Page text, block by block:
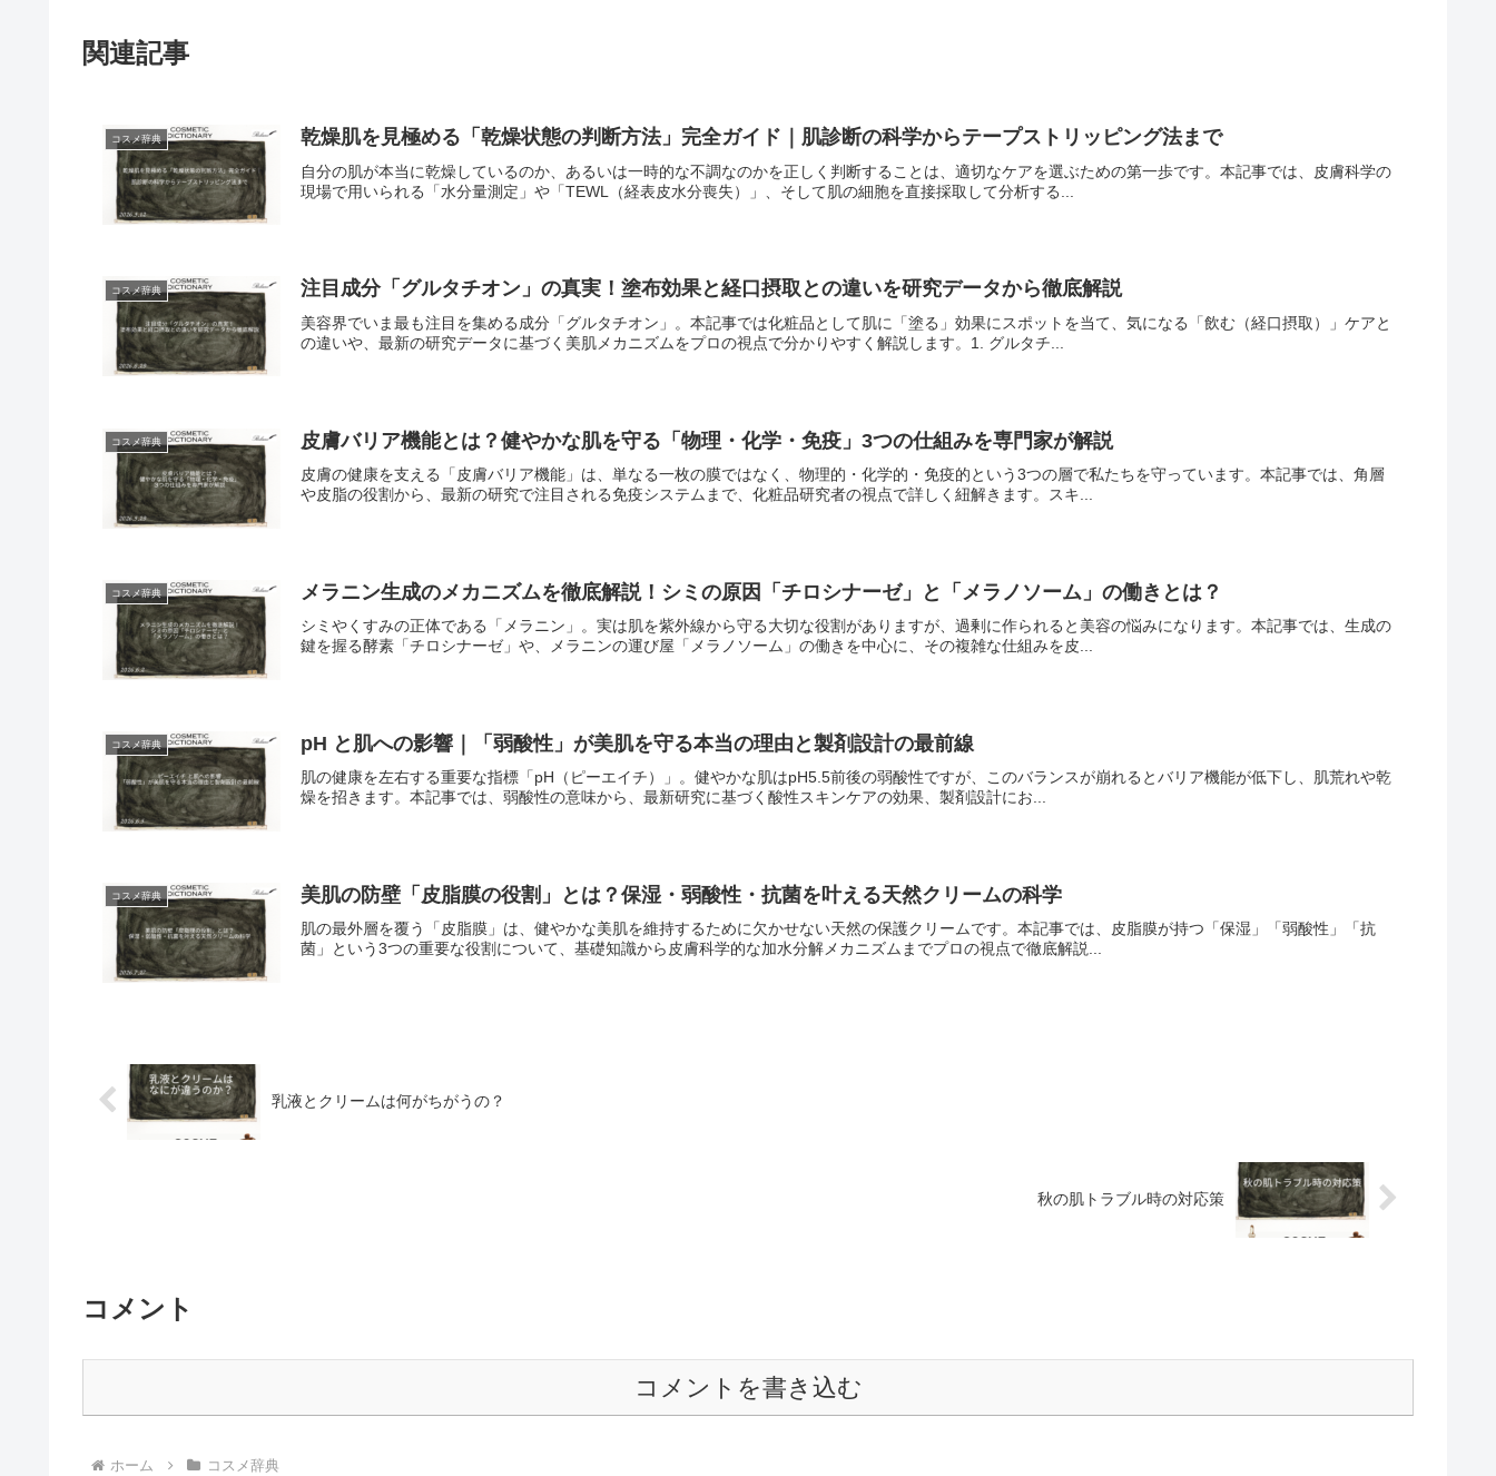
関連記事
コスメ辞典 乾燥肌を見極める「乾燥状態の判断方法」完全ガイド｜肌診断の科学からテープストリッピング法まで
自分の肌が本当に乾燥しているのか、あるいは一時的な不調なのかを正しく判断することは、適切なケアを選ぶための第一歩です。本記事では、皮膚科学の
現場で用いられる「水分量測定」や「TEWL（経表皮水分喪失）」、そして肌の細胞を直接採取して分析する...
コスメ辞典 注目成分「グルタチオン」の真実！塗布効果と経口摂取との違いを研究データから徹底解説
美容界でいま最も注目を集める成分「グルタチオン」。本記事では化粧品として肌に「塗る」効果にスポットを当て、気になる「飲む（経口摂取）」ケアと
の違いや、最新の研究データに基づく美肌メカニズムをプロの視点で分かりやすく解説します。1. グルタチ...
コスメ辞典 皮膚バリア機能とは？健やかな肌を守る「物理・化学・免疫」3つの仕組みを専門家が解説
皮膚の健康を支える「皮膚バリア機能」は、単なる一枚の膜ではなく、物理的・化学的・免疫的という3つの層で私たちを守っています。本記事では、角層
や皮脂の役割から、最新の研究で注目される免疫システムまで、化粧品研究者の視点で詳しく紐解きます。スキ...
コスメ辞典 メラニン生成のメカニズムを徹底解説！シミの原因「チロシナーゼ」と「メラノソーム」の働きとは？
シミやくすみの正体である「メラニン」。実は肌を紫外線から守る大切な役割がありますが、過剰に作られると美容の悩みになります。本記事では、生成の
鍵を握る酵素「チロシナーゼ」や、メラニンの運び屋「メラノソーム」の働きを中心に、その複雑な仕組みを皮...
コスメ辞典 pH と肌への影響｜「弱酸性」が美肌を守る本当の理由と製剤設計の最前線
肌の健康を左右する重要な指標「pH（ピーエイチ）」。健やかな肌はpH5.5前後の弱酸性ですが、このバランスが崩れるとバリア機能が低下し、肌荒れや乾
燥を招きます。本記事では、弱酸性の意味から、最新研究に基づく酸性スキンケアの効果、製剤設計にお...
コスメ辞典 美肌の防壁「皮脂膜の役割」とは？保湿・弱酸性・抗菌を叶える天然クリームの科学
肌の最外層を覆う「皮脂膜」は、健やかな美肌を維持するために欠かせない天然の保護クリームです。本記事では、皮脂膜が持つ「保湿」「弱酸性」「抗
菌」という3つの重要な役割について、基礎知識から皮膚科学的な加水分解メカニズムまでプロの視点で徹底解説...
乳液とクリームは何がちがうの？
秋の肌トラブル時の対応策
コメント
コメントを書き込む
ホーム コスメ辞典